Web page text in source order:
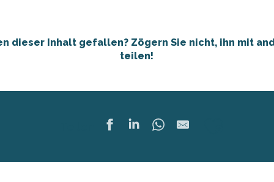
dieser Inhalt gefallen? Zögern Sie nicht, ihn mit
teilen!